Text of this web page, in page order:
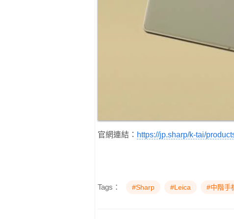
官網連結： https://jp.sharp/k-tai/
Tags： #Sharp #Leica #中階手